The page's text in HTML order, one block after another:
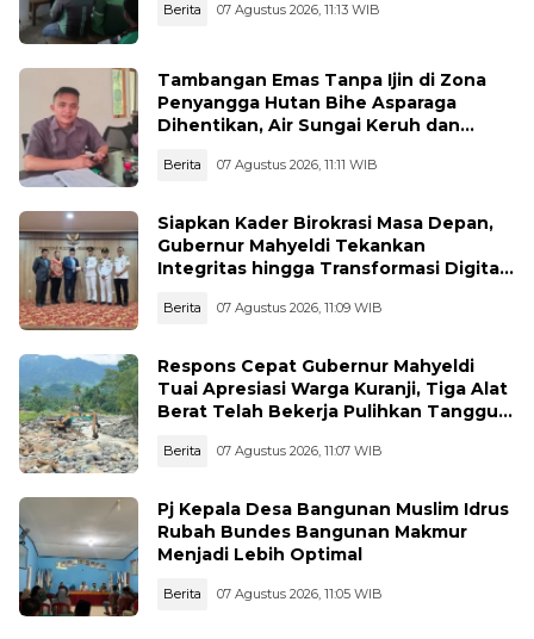
Berita 07 Agustus 2026, 11:13 WIB
Tambangan Emas Tanpa Ijin di Zona
Penyangga Hutan Bihe Asparaga
Dihentikan, Air Sungai Keruh dan
Berita 07 Agustus 2026, 11:11 WIB
Siapkan Kader Birokrasi Masa Depan,
Gubernur Mahyeldi Tekankan
Integritas hingga Transformasi Digital
Berita 07 Agustus 2026, 11:09 WIB
Respons Cepat Gubernur Mahyeldi
Tuai Apresiasi Warga Kuranji, Tiga Alat
Berat Telah Bekerja Pulihkan Tanggul
Berita 07 Agustus 2026, 11:07 WIB
Pj Kepala Desa Bangunan Muslim Idrus
Rubah Bundes Bangunan Makmur
Menjadi Lebih Optimal
Berita 07 Agustus 2026, 11:05 WIB